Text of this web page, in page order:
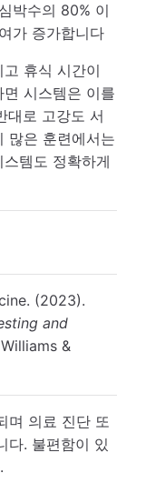
박수의 80% 이
가 증가합니다
휴식 시간이
시스템은 이를
대로 고강도 서
많은 훈련에서는
템도 정확하게
(2023).
and
&
며 의료 진단 또
다. 불편함이 있